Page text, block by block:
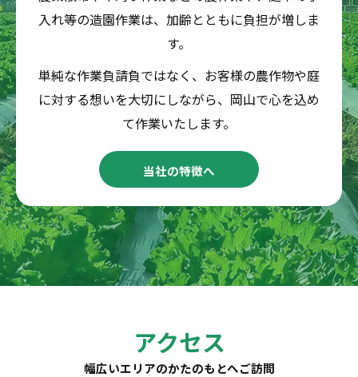
入れ等の造園作業は、加齢とともに負担が増しま
す。
単純な作業負請負ではなく、お客様の農作物や庭
に対する想いを大切にしながら、岡山で心を込め
て作業いたします。
当社の特徴へ
幅広いエリアのかたのもとへご訪問
アクセス